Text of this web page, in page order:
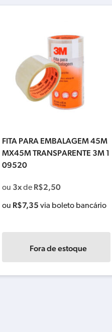
FITA PARA EMBALAGEM 45M
MX45M TRANSPARENTE 3M 1
09520
ou 3xde R$2,50
ou R$7,35 via boleto bancário
Fora de estoque